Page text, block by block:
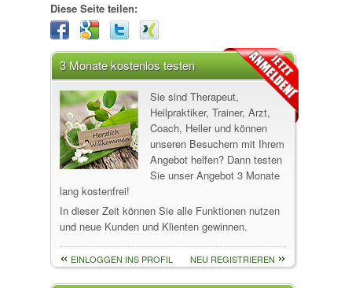
Diese Seite teilen:
3 Monate kostenlos testen
Sie sind Therapeut,
Heilpraktiker, Trainer, Arzt,
Coach, Heiler und können
unseren Besuchern mit Ihrem
Angebot helfen? Dann testen
Sie unser Angebot 3 Monate
lang kostenfrei!
In dieser Zeit können Sie alle Funktionen nutzen
und neue Kunden und Klienten gewinnen.
EINLOGGEN INS PROFIL NEU REGISTRIEREN